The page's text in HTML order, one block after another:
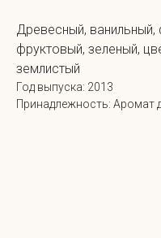
Древесный, ванильный,
фруктовый, зеленый,
землистый
Год выпуска: 2013
Принадлежность: Аромат